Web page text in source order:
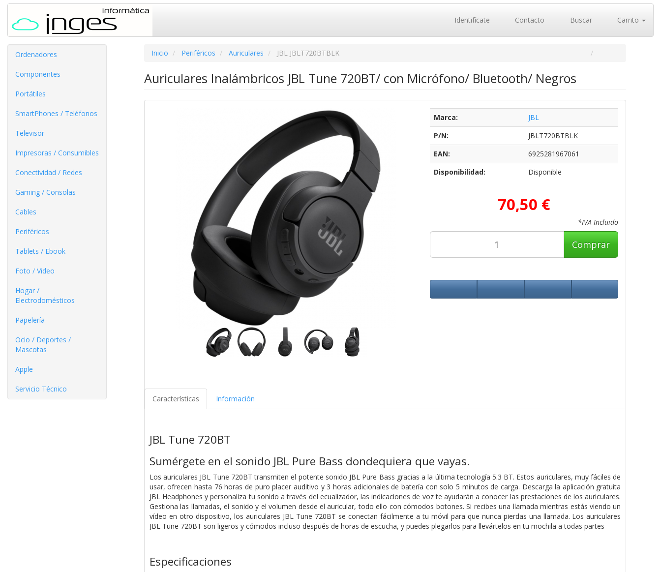
Identifícate Contacto Buscar Carrito
Ordenadores
Componentes
Portátiles
SmartPhones / Teléfonos
Televisor
Impresoras / Consumibles
Conectividad / Redes
Gaming / Consolas
Cables
Periféricos
Tablets / Ebook
Foto / Video
Hogar /
Electrodomésticos
Papelería
Ocio / Deportes /
Mascotas
Apple
Servicio Técnico
Inicio Periféricos Auriculares JBL JBLT720BTBLK
Auriculares Inalámbricos JBL Tune 720BT/ con Micrófono/ Bluetooth/ Negros
Marca:
JBL
P/N:
JBLT720BTBLK
EAN:
6925281967061
Disponibilidad:
Disponible
70,50 €
*IVA Incluido
Comprar
Características Información
JBL Tune 720BT
Sumérgete en el sonido JBL Pure Bass dondequiera que vayas.
Los auriculares JBL Tune 720BT transmiten el potente sonido JBL Pure Bass gracias a la última tecnología 5.3 BT. Estos auriculares, muy fáciles de
usar, ofrecen hasta 76 horas de puro placer auditivo y 3 horas adicionales de batería con solo 5 minutos de carga. Descarga la aplicación gratuita
JBL Headphones y personaliza tu sonido a través del ecualizador, las indicaciones de voz te ayudarán a conocer las prestaciones de los auriculares.
Gestiona las llamadas, el sonido y el volumen desde el auricular, todo ello con cómodos botones. Si recibes una llamada mientras estás viendo un
vídeo en otro dispositivo, los auriculares JBL Tune 720BT se conectan fácilmente a tu móvil para que nunca pierdas una llamada. Los auriculares
JBL Tune 720BT son ligeros y cómodos incluso después de horas de escucha, y puedes plegarlos para llevártelos en tu mochila a todas partes
Especificaciones